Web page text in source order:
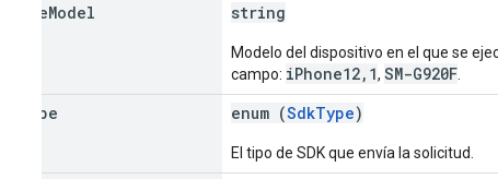
deviceModel string
Modelo del dispositivo en el que se
campo: iPhone12,1, SM-G920F
Type enum (SdkType)
El tipo de SDK que envía la solicitud.